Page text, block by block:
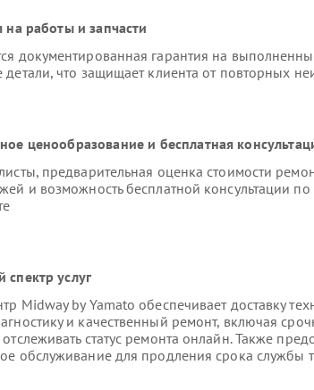
на работы и запчасти
документированная гарантия на
детали, что защищает клиента от повторных
ценообразование и бесплатная
предварительная оценка стоимости
и возможность бесплатной консультации
услуг
Midway by Yamato обеспечивает доставку
и качественный ремонт, включая
статус ремонта онлайн. Также
обслуживание для продления срока службы